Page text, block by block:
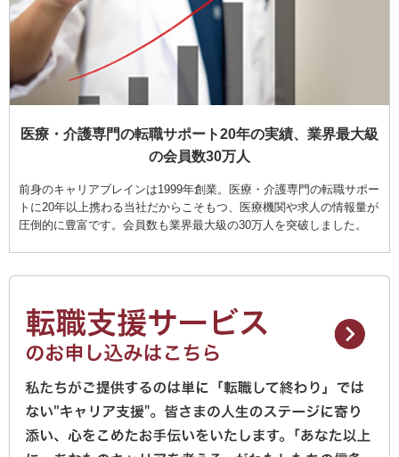
医療・介護専門の転職サポート20年の実績、業界最大級
の会員数30万人
前身のキャリアブレインは1999年創業。医療・介護専門の転職サポー
トに20年以上携わる当社だからこそもつ、医療機関や求人の情報量が
圧倒的に豊富です。会員数も業界最大級の30万人を突破しました。